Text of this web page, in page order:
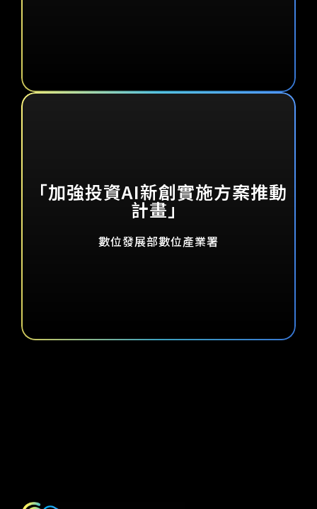
二期) 」，經濟部中小及新創企業署於 112 年 7 月 5 日
發布「經濟部中小及新創企業署辦理第二期加強投資中小
資資金，期望能延續第一期加強投資中小企業實施方案的
「加強投資AI新創實施方案推動
計畫」
數位發展部數位產業署
執行，台北市電腦商業同業公會擔任投資專案辦公室，負